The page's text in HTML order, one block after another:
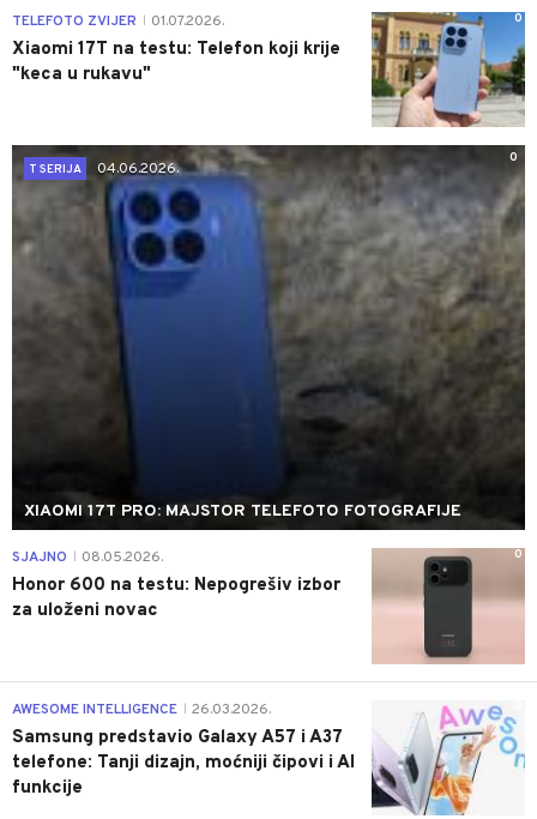
0
TELEFOTO ZVIJER 01.07.2026.
Xiaomi 17T na testu: Telefon koji krije
"keca u rukavu"
0
T SERIJA
04.06.2026.
XIAOMI 17T PRO: MAJSTOR TELEFOTO FOTOGRAFIJE
0
SJAJNO 08.05.2026.
Honor 600 na testu: Nepogrešiv izbor
za uloženi novac
AWESOME INTELLIGENCE 26.03.2026.
Samsung predstavio Galaxy A57 i A37
telefone: Tanji dizajn, moćniji čipovi i AI
funkcije